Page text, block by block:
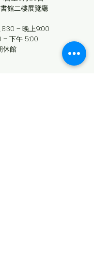
館二樓展覽廳
8:30 – 晚上9:00
– 下午 5:00
休館